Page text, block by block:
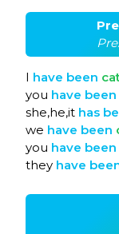
I have been
you have been
she,he,it has
we have been
you have been
they have